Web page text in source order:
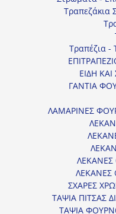
Τραπεζάκια
Τραπέζια -
ΕΙΔΗ
ΓΑΝΤΙΑ
ΛΑΜΑΡΙΝΕΣ
ΛΕΚΑΝΕΣ
ΣΧΑΡΕΣ
ΤΑΨΙΑ ΠΙΤΣΑΣ
ΤΑΨΙΑ